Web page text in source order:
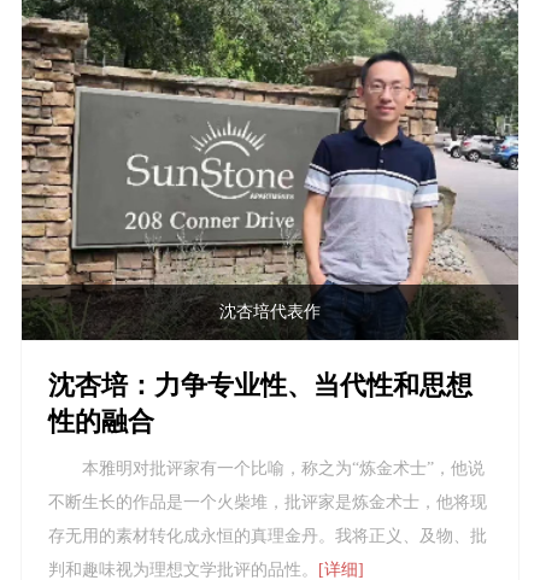
沈杏培代表作
沈杏培：力争专业性、当代性和思想
性的融合
本雅明对批评家有一个比喻，称之为“炼金术士”，他说
不断生长的作品是一个火柴堆，批评家是炼金术士，他将现
存无用的素材转化成永恒的真理金丹。我将正义、及物、批
判和趣味视为理想文学批评的品性。
[详细]